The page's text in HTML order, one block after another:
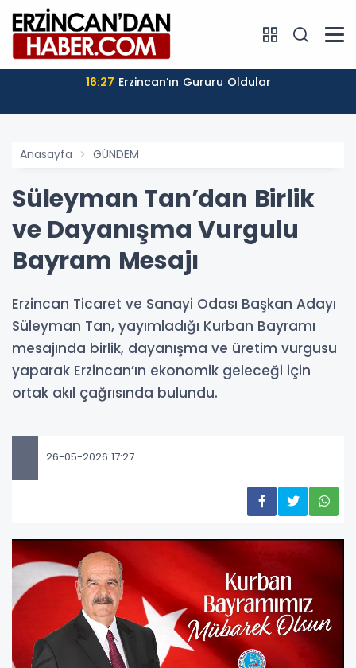
16:27 Erzincan’ın Gururu Oldular
Anasayfa GÜNDEM
Süleyman Tan’dan Birlik
ve Dayanışma Vurgulu
Bayram Mesajı
Erzincan Ticaret ve Sanayi Odası Başkan Adayı
Süleyman Tan, yayımladığı Kurban Bayramı
mesajında birlik, dayanışma ve üretim vurgusu
yaparak Erzincan’ın ekonomik geleceği için
ortak akıl çağrısında bulundu.
26-05-2026 17:27